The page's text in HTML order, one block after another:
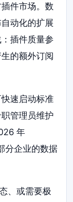
件市场。数
动化的扩展
插件质量参
的额外订阅
速启动标准
管理员维护
年
分企业的数据
、或需要极